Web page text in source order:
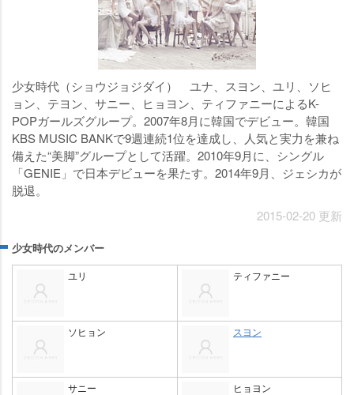
少女時代（ショウジョジダイ） ユナ、スヨン、ユリ、ソヒ
ョン、テヨン、サニー、ヒョヨン、ティファニーによるK-
POPガールズグループ。2007年8月に韓国でデビュー。韓国
KBS MUSIC BANKで9週連続1位を達成し、人気と実力を兼ね
備えた“美脚”グループとして活躍。2010年9月に、シングル
「GENIE」で日本デビューを果たす。2014年9月、ジェシカが
脱退。
2015-02-20 更新
少女時代のメンバー
ユリ ティファニー
ソヒョン スヨン
サニー ヒョヨン